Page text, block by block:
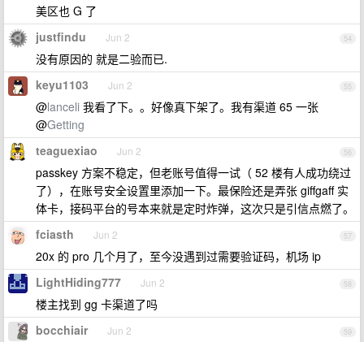
美区也 G 了
54
justfindu Jun 2
没有原因的 就是二验而已.
55
keyu1103 Jun 2
@lanceli 我看了下。。好像真下架了。我有渠道 65 一张
@Getting
56
teaguexiao Jun 2
passkey 方案不稳定，但老账号值得一试（ 52 楼有人成功绕过
了），在账号安全设置里添加一下。最保险还是弄张 giffgaff 实
体卡，接码平台的号本来就是定时炸弹，这次只是引信点燃了。
57
fciasth Jun 2
20x 的 pro 几个月了，至今没遇到过需要验证码，机场 ip
58
LightHiding777 Jun 2
楼主找到 gg 卡渠道了吗
59
bocchiair Jun 2